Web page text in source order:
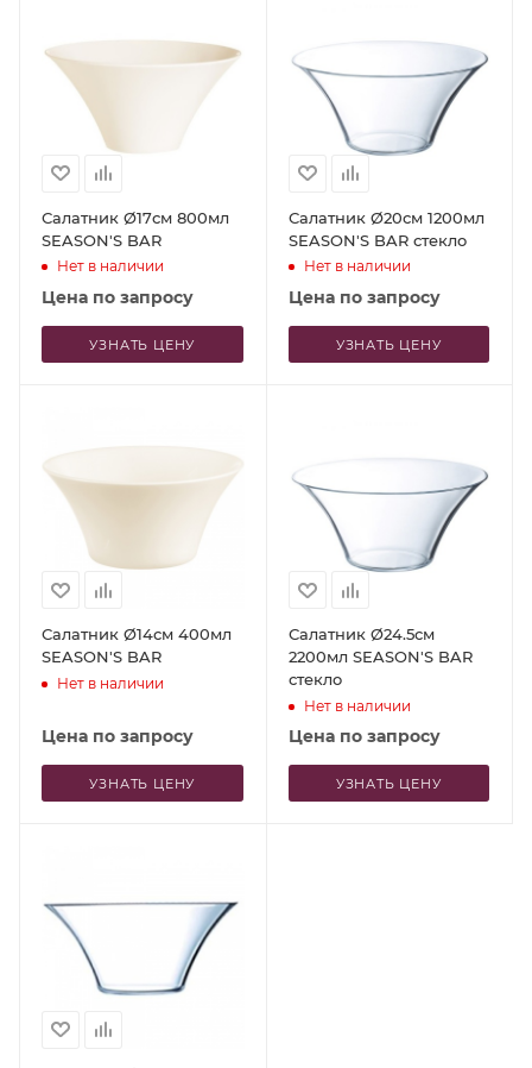
Салатник Ø17см 800мл
SEASON'S BAR
Нет в наличии
Цена по запросу
УЗНАТЬ ЦЕНУ
Салатник Ø20см 1200мл
SEASON'S BAR стекло
Нет в наличии
Цена по запросу
УЗНАТЬ ЦЕНУ
Салатник Ø14см 400мл
SEASON'S BAR
Нет в наличии
Цена по запросу
УЗНАТЬ ЦЕНУ
Салатник Ø24.5см
2200мл SEASON'S BAR
стекло
Нет в наличии
Цена по запросу
УЗНАТЬ ЦЕНУ